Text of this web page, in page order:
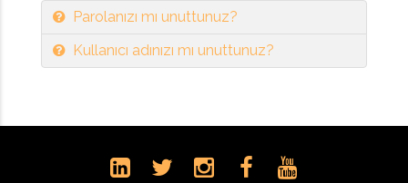
Parolanızı mı unuttunuz?
Kullanıcı adınızı mı unuttunuz?